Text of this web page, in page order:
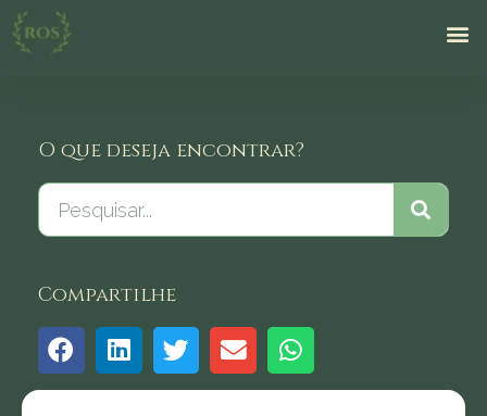
O que deseja encontrar?
Compartilhe